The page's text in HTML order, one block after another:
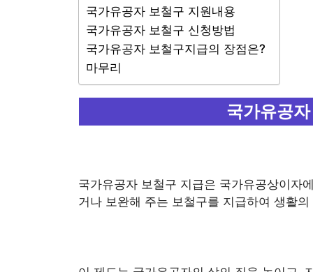
국가유공자 보철구 지원내용
국가유공자 보철구 신청방법
국가유공자 보철구지급의 장점은?
마무리
국가유공
국가유공자 보철구 지급은 국가유공상이자
거나 보완해 주는 보철구를 지급하여 생활